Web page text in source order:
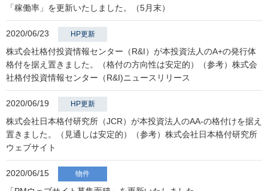
「稼働率」を更新いたしました。（5月末）
2020/06/23 HP更新
株式会社格付投資情報センター（R&I）が本投資法人のA+の発行体
格付を据え置きました。（格付の方向性は安定的）（参考）株式会
社格付投資情報センター（R&I)ニュースリリース
2020/06/19 HP更新
株式会社日本格付研究所（JCR）が本投資法人のAA-の格付けを据え
置きました。（見通しは安定的）（参考）株式会社日本格付研究所
ウェブサイト
2020/06/15 物件